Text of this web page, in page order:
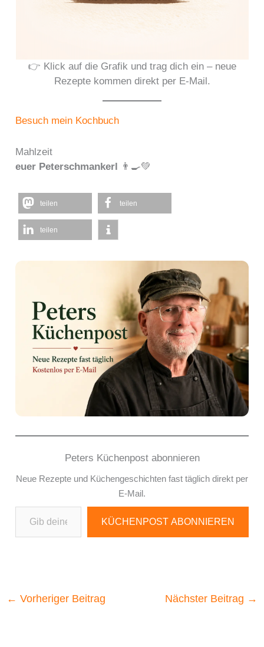
👉 Klick auf die Grafik und trag dich ein – neue
Rezepte kommen direkt per E-Mail.
Besuch mein Kochbuch
Mahlzeit
euer Peterschmankerl 👨‍🍳💚
teilen teilen
teilen
Peters Küchenpost abonnieren
Neue Rezepte und Küchengeschichten fast täglich direkt per
E-Mail.
Gib deine E-Mail-Adresse ein ...
KÜCHENPOST ABONNIEREN
← Vorheriger Beitrag Nächster Beitrag →